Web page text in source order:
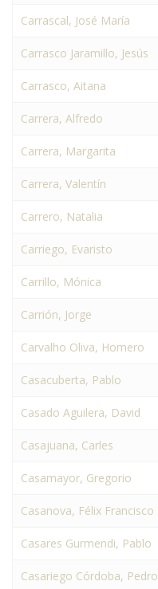
Carrascal, José María
Carrasco Jaramillo, Jesús
Carrasco, Aitana
Carrera, Alfredo
Carrera, Margarita
Carrera, Valentín
Carrero, Natalia
Carriego, Evaristo
Carrillo, Mónica
Carrión, Jorge
Carvalho Oliva, Homero
Casacuberta, Pablo
Casado Aguilera, David
Casajuana, Carles
Casamayor, Gregorio
Casanova, Félix Francisco
Casares Gurmendi, Pablo
Casariego Córdoba, Pedro